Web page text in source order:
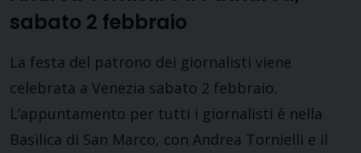
sabato 2 febbraio
La festa del patrono dei giornalisti viene
celebrata a Venezia sabato 2 febbraio.
L’appuntamento per tutti i giornalisti è nella
Basilica di San Marco, con Andrea Tornielli e il